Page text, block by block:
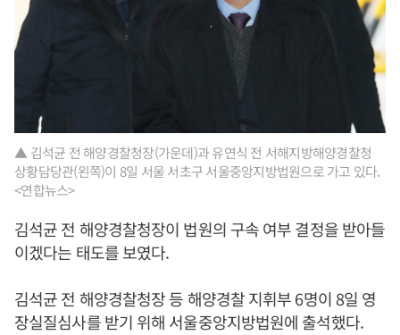
▲ 김석균 전 해양경찰청장(가운데)과 유연식 전 서해지방해양경찰청
상황담당관(왼쪽)이 8일 서울 서초구 서울중앙지방법원으로 가고 있다.
<연합뉴스>
김석균 전 해양경찰청장이 법원의 구속 여부 결정을 받아들
이겠다는 태도를 보였다.
김석균 전 해양경찰청장 등 해양경찰 지휘부 6명이 8일 영
장실질심사를 받기 위해 서울중앙지방법원에 출석했다.